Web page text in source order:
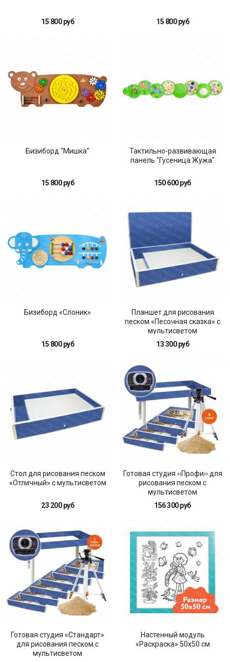
15 800 руб 15 800 руб
Бизиборд "Мишка"
15 800 руб
Тактильно-развивающая
панель "Гусеница Жужа"
150 600 руб
Бизиборд «Слоник»
15 800 руб
Планшет для рисования
песком «Песочная сказка» с
мультисветом
13 300 руб
Стол для рисования песком
«Отличный» с мультисветом
23 200 руб
Готовая студия ‹‹Профи›› для
рисования песком с
мультисветом
156 300 руб
Готовая студия «Стандарт»
для рисования песком с
мультисветом
Настенный модуль
«Раскраска» 50х50 см